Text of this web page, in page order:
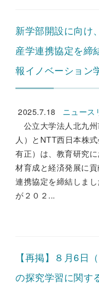
新学部開設に向け
産学連携協定を締
報イノベーション
2025.7.18
ニュース
公立大学法人北九
人）とNTT西日本株
有正）は、教育研究
材育成と経済発展に
連携協定を締結しま
が２０２...
【再掲】８月6日
の探究学習に関す